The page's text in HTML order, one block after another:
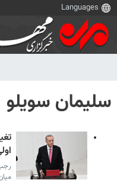
سلیمان سویلو